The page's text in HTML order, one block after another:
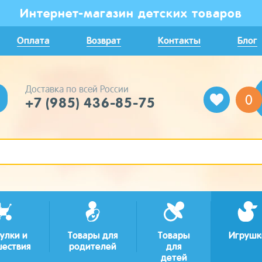
Интернет-магазин детских товаров
Оплата Возврат Контакты Блог
Доставка по всей России
+7 (985) 436-85-75 0
и
Товары для
родителей
Товары
для
детей